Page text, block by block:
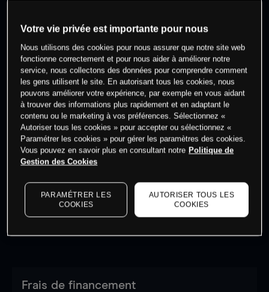
cet actif
Commencez à trader
Les prix sont indicatifs.Connectez-vous pour voir les
dernières données du marché.
Frais de financement
Votre vie privée est importante pour nous
Nous utilisons des cookies pour nous assurer que notre site web
fonctionne correctement et pour nous aider à améliorer notre
service, nous collectons des données pour comprendre comment
les gens utilisent le site. En autorisant tous les cookies, nous
pouvons améliorer votre expérience, par exemple en vous aidant
à trouver des informations plus rapidement et en adaptant le
contenu ou le marketing à vos préférences. Sélectionnez «
Autoriser tous les cookies » pour accepter ou sélectionnez «
Paramétrer les cookies » pour gérer les paramètres des cookies.
Vous pouvez en savoir plus en consultant notre Politique de
Gestion des Cookies
PARAMÉTRER LES
COOKIES
AUTORISER TOUS LES
COOKIES